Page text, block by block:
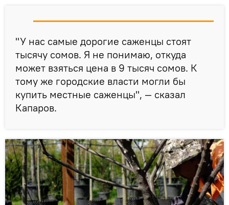
"У нас самые дорогие саженцы стоят
тысячу сомов. Я не понимаю, откуда
может взяться цена в 9 тысяч сомов. К
тому же городские власти могли бы
купить местные саженцы", — сказал
Капаров.